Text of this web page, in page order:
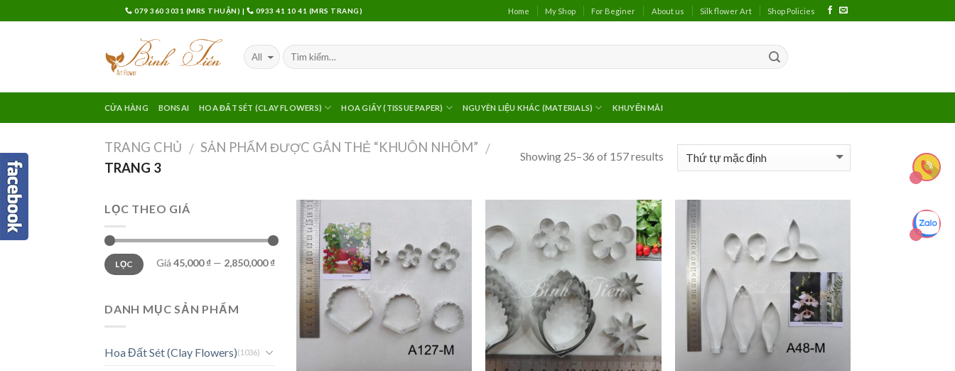
to
079 360 3031 (MRS THUẬN) | 0933 41 10 41 (MRS TRANG) Home My Shop For Beginer About us Silk flower Art Shop Policies
CỬA HÀNG BONSAI HOA ĐẤT SÉT (CLAY FLOWERS) HOA GIẤY (TISSUE PAPER) NGUYÊN LIỆU KHÁC (MATERIALS) KHUYẾN MÃI
TRANG CHỦ / SẢN PHẨM ĐƯỢC GẮN THẺ “KHUÔN NHÔM” /
TRANG 3
Showing 25–36 of 157 results
LỌC THEO GIÁ
LỌC Giá 45,000 ₫ — 2,850,000 ₫
DANH MỤC SẢN PHẨM
Hoa Đất Sét (Clay Flowers)(1036)